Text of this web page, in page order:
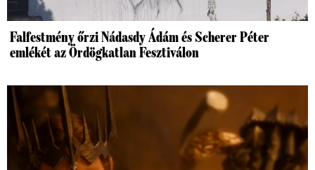
Falfestmény őrzi Nádasdy Ádám és Scherer Péter
emlékét az Ördögkatlan Fesztiválon